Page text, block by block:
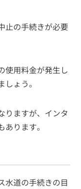
止の手続きが必要
使用料金が発生し
ょう。
りますが、インタ
ります。
水道の手続きの目